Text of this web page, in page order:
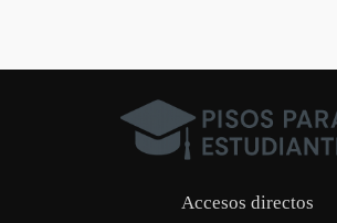
Accesos directos